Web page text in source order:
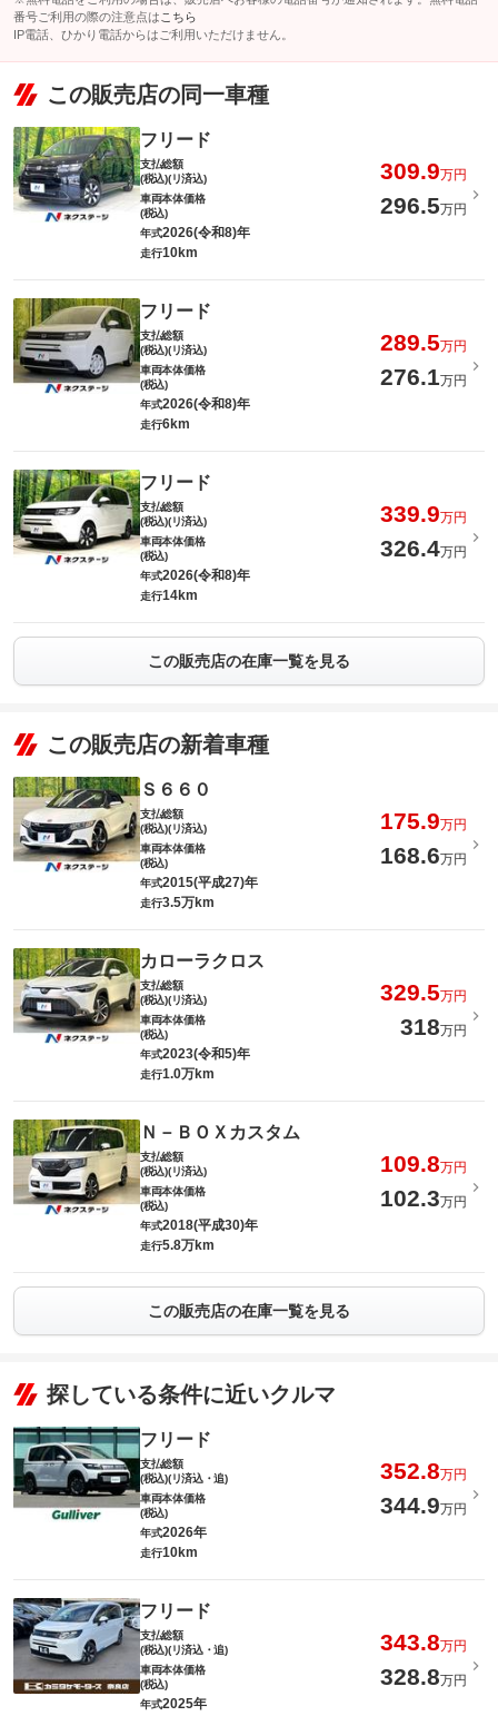
番号ご利用の際の注意点は こちら
IP電話、ひかり電話からはご利用いただけません。
この販売店の同一車種
フリード
支払総額
(税込)(リ済込)
309.9万円
車両本体価格
(税込)
296.5万円
年式2026(令和8)年
走行10km
フリード
支払総額
(税込)(リ済込)
289.5万円
車両本体価格
(税込)
276.1万円
年式2026(令和8)年
走行6km
フリード
支払総額
(税込)(リ済込)
339.9万円
車両本体価格
(税込)
326.4万円
年式2026(令和8)年
走行14km
この販売店の在庫一覧を見る
この販売店の新着車種
Ｓ６６０
支払総額
(税込)(リ済込)
175.9万円
車両本体価格
(税込)
168.6万円
年式2015(平成27)年
走行3.5万km
カローラクロス
支払総額
(税込)(リ済込)
329.5万円
車両本体価格
(税込)
318万円
年式2023(令和5)年
走行1.0万km
Ｎ－ＢＯＸカスタム
支払総額
(税込)(リ済込)
109.8万円
車両本体価格
(税込)
102.3万円
年式2018(平成30)年
走行5.8万km
この販売店の在庫一覧を見る
探している条件に近いクルマ
フリード
支払総額
(税込)(リ済込・追)
352.8万円
車両本体価格
(税込)
344.9万円
年式2026年
走行10km
フリード
支払総額
(税込)(リ済込・追)
343.8万円
車両本体価格
(税込)
328.8万円
年式2025年